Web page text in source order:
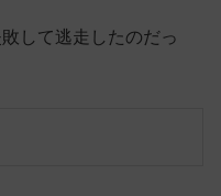
して逃走したのだっ